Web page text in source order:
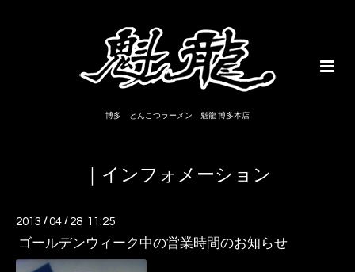
博多 とんこつラーメン 魁龍 博多本店
｜インフォメーション
2013 /04 / 28 11:25
ゴールデンウィーク中の営業時間のお知らせ